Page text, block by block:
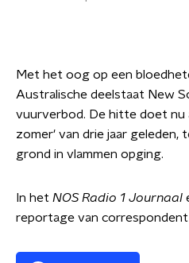
Met het oog op een
Australische deelstaat New
vuurverbod. De hitte doet nu
zomer' van drie jaar geleden,
grond in vlammen opging.
In het NOS Radio 1 Journaal
reportage van correspondent